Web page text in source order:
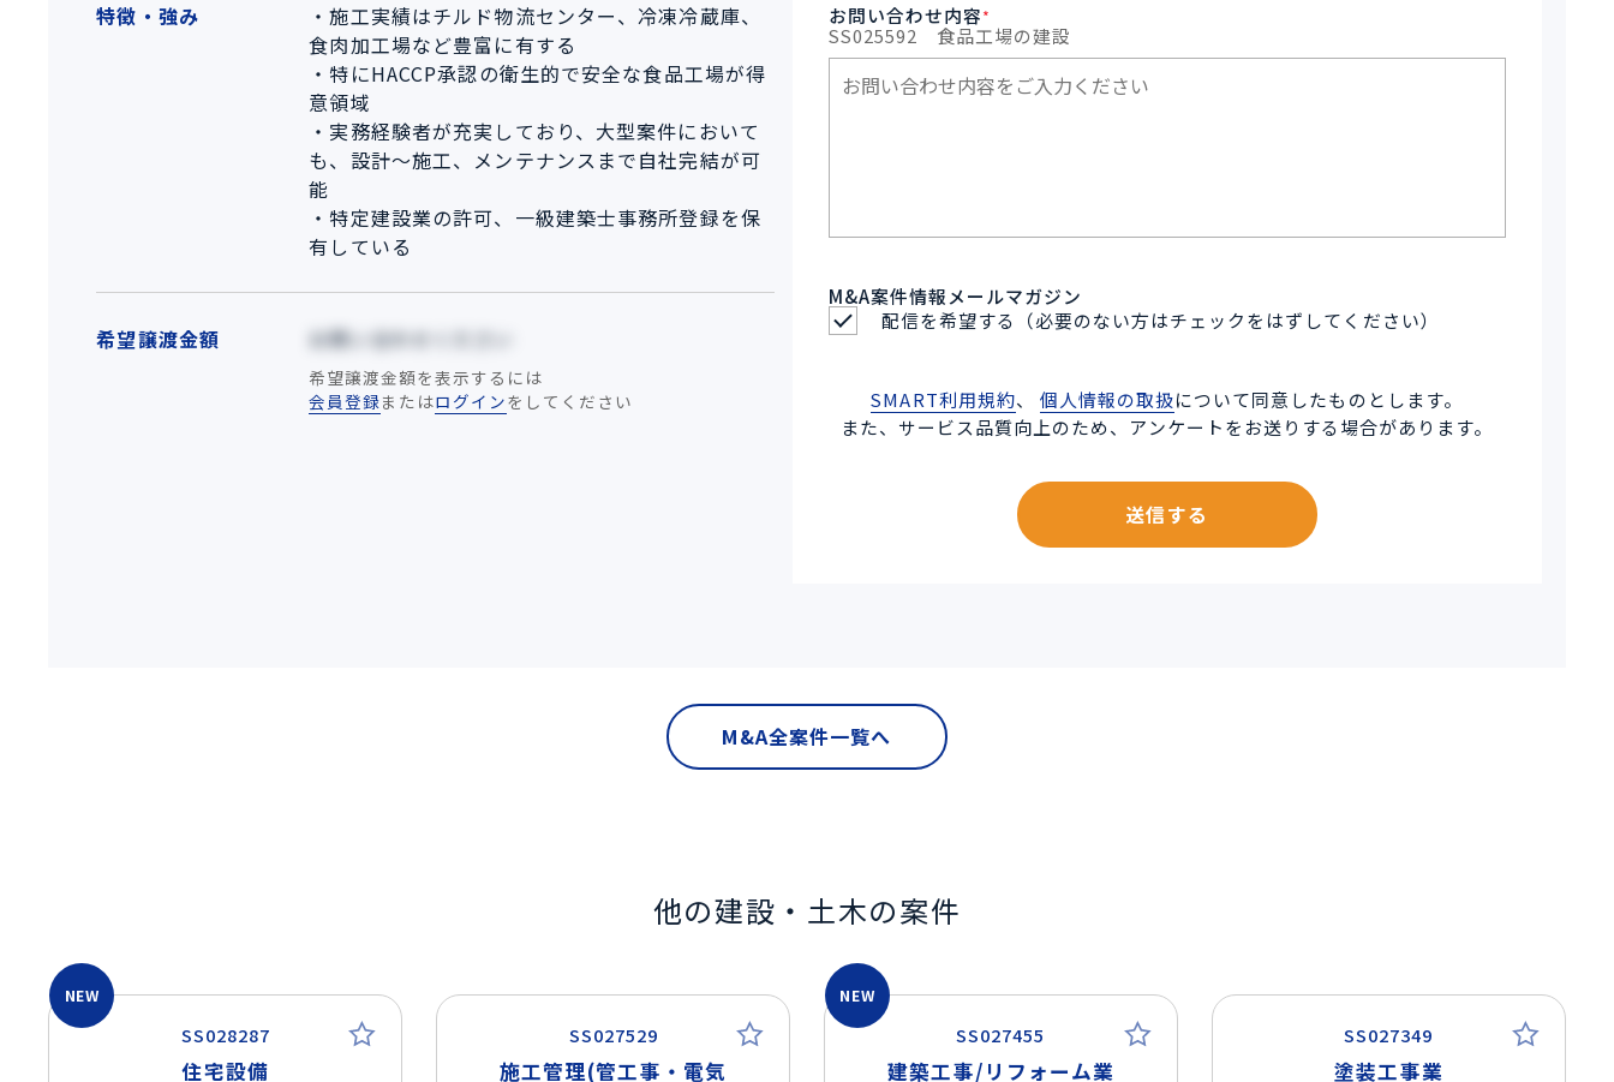
特徴・強み
・施工実績はチルド物流センター、冷凍冷蔵庫、
食肉加工場など豊富に有する
・特にHACCP承認の衛生的で安全な食品工場が得
意領域
・実務経験者が充実しており、大型案件において
も、設計～施工、メンテナンスまで自社完結が可
能
・特定建設業の許可、一級建築士事務所登録を保
有している
希望譲渡金額 お問い合わせください
希望譲渡金額を表示するには
会員登録またはログインをしてください
お問い合わせ内容*
SS025592 食品工場の建設
M&A案件情報メールマガジン
配信を希望する（必要のない方はチェックをはずしてください）
SMART利用規約、 個人情報の取扱について同意したものとします。
また、サービス品質向上のため、アンケートをお送りする場合があります。
送信する
M&A全案件一覧へ
他の建設・土木の案件
SS028287
NEW
住宅設備
SS027529
施工管理(管工事・電気
SS027455
NEW
建築工事/リフォーム業
SS027349
塗装工事業